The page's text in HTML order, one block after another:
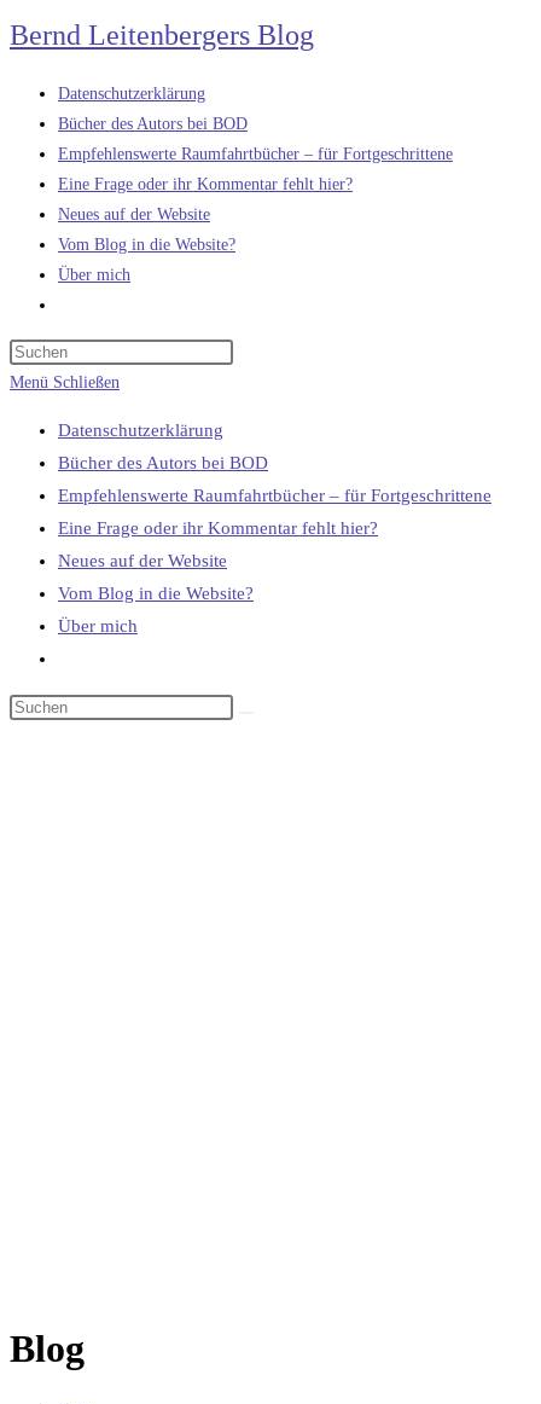
Zum
Inhalt
springen
Bernd Leitenbergers Blog
Datenschutzerklärung
Bücher des Autors bei BOD
Empfehlenswerte Raumfahrtbücher – für Fortgeschrittene
Eine Frage oder ihr Kommentar fehlt hier?
Neues auf der Website
Vom Blog in die Website?
Über mich
umschalten
Menü Schließen
Datenschutzerklärung
Bücher des Autors bei BOD
Empfehlenswerte Raumfahrtbücher – für Fortgeschrittene
Eine Frage oder ihr Kommentar fehlt hier?
Neues auf der Website
Vom Blog in die Website?
Über mich
umschalten
Blog